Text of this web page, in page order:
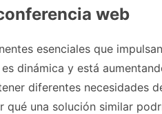
web
esenciales que
dinámica y está
diferentes necesidades
una solución similar